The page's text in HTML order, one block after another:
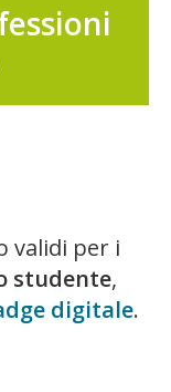
validi per i
studente,
digitale.